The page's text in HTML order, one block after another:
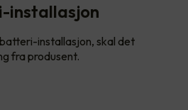
installasjon
installasjon, skal det
fra produsent.